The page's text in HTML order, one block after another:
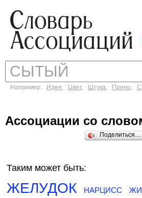
Например: Идея, Цвет, Штука, Принц,
Ассоциации со
Поделиться…
Таким может быть:
ЖЕЛУДОК НАРЦИСС